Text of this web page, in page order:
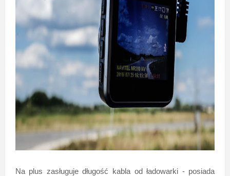
Na plus zasługuje długość kabla od ładowarki - posiada